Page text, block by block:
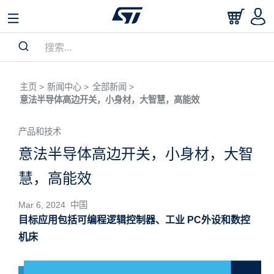
主页 > 新闻中心 > 全部新闻 >
意法半导体高边开关，小身材，大智慧，高能效
产品和技术
意法半导体高边开关，小身材，大智
慧，高能效
Mar 6, 2024 中国
目标应用包括可编程逻辑控制器、工业 PC外设和数控
机床